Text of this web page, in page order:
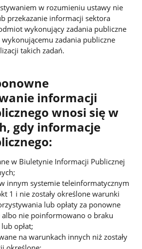
w rozumieniu ustawy nie
przekazanie informacji sektora
wykonujący zadania publiczne
zadania publiczne
takich zadań.
informacji
wnosi się w
gdy informacje
w Biuletynie Informacji Publicznej
innym systemie teleinformatycznym
1 i nie zostały określone warunki
lub opłaty za ponowne
nie poinformowano o braku
opłat;
na warunkach innych niż zostały